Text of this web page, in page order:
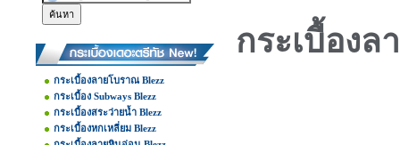
กระเบื้องลายโบราณ Blezz
กระเบื้อง Subways Blezz
กระเบื้องสระว่ายน้ำ Blezz
กระเบื้องหกเหลี่ยม Blezz
กระเบื้องล